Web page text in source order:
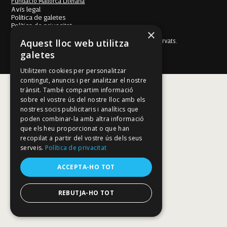
Avís legal
Política de galetes
Política de privacitat
© Fundació Mallorca Literària 2026. Tots els drets reservats.
Disseny i desenvolupament web BESTALDE STUDIO
×
Aquest lloc web utilitza
galetes
Utilitzem cookies per personalitzar
contingut, anuncis i per analitzar el nostre
trànsit. També compartim informació
sobre el vostre ús del nostre lloc amb els
nostres socis publicitaris i analítics que
poden combinar-la amb altra informació
que els heu proporcionat o que han
recopilat a partir del vostre ús dels seus
serveis. Política de privacitat
ACCEPTA-HO TOT
REBUTJA-HO TOT